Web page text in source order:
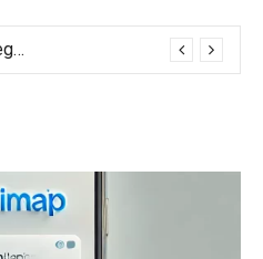
Como remover uma regra do Web Application Firewall (WAF) no DirectAdmin